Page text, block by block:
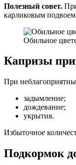
Полезный совет.
карликовым
Обильное
Капризы
При
задымление;
дождевание;
укрытия.
Избыточное
Подкормок